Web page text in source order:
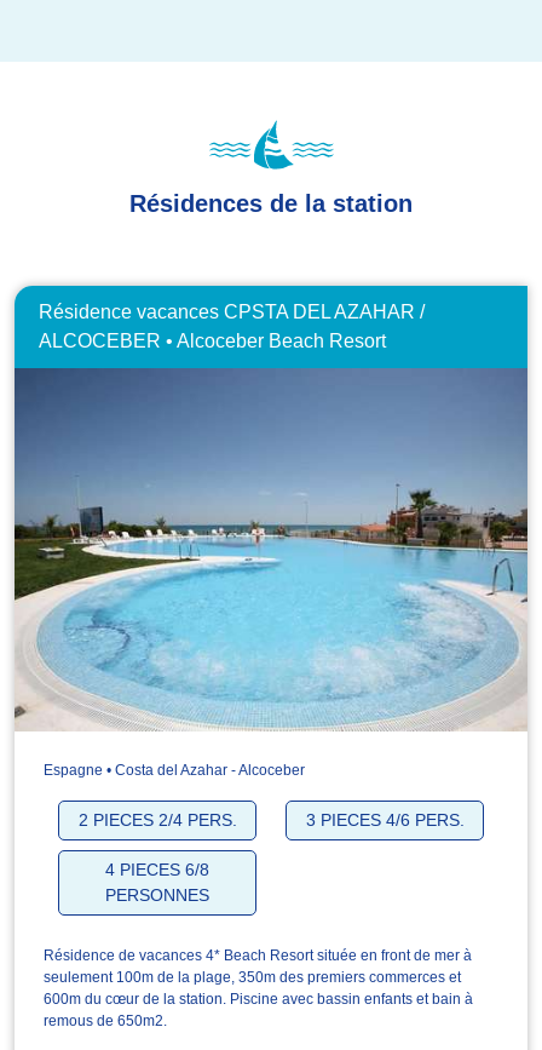
Résidences de la station
Résidence vacances CPSTA DEL AZAHAR /
ALCOCEBER • Alcoceber Beach Resort
Espagne • Costa del Azahar - Alcoceber
2 PIECES 2/4 PERS. 3 PIECES 4/6 PERS.
4 PIECES 6/8
PERSONNES
Résidence de vacances 4* Beach Resort située en front de mer à
seulement 100m de la plage, 350m des premiers commerces et
600m du cœur de la station. Piscine avec bassin enfants et bain à
remous de 650m2.